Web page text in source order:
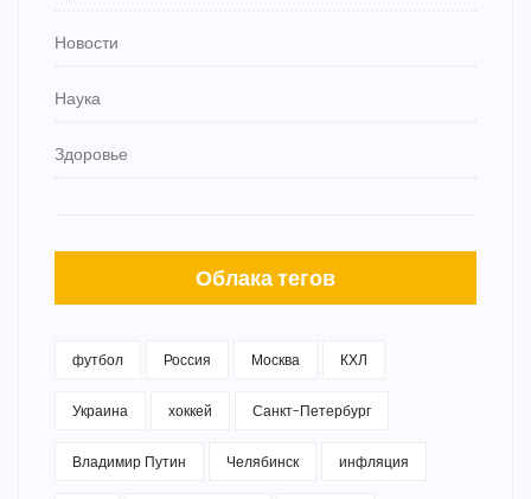
Новости
Наука
Здоровье
Облака тегов
футбол Россия Москва КХЛ
Украина хоккей Санкт-Петербург
Владимир Путин Челябинск инфляция